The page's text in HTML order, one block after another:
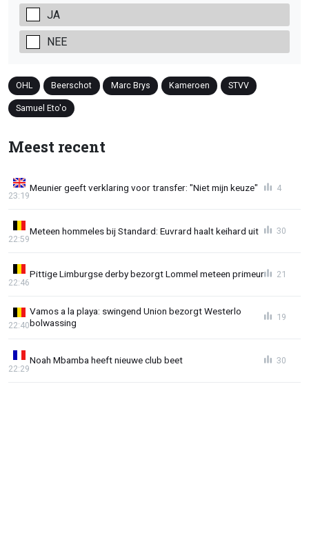
JA
NEE
OHL Beerschot Marc Brys Kameroen STVV
Samuel Eto'o
Meest recent
Meunier geeft verklaring voor transfer: "Niet mijn keuze"
23:19
4
Meteen hommeles bij Standard: Euvrard haalt keihard uit
22:59
30
Pittige Limburgse derby bezorgt Lommel meteen primeur
22:46
21
Vamos a la playa: swingend Union bezorgt Westerlo
bolwassing
22:40
19
Noah Mbamba heeft nieuwe club beet
22:29
30